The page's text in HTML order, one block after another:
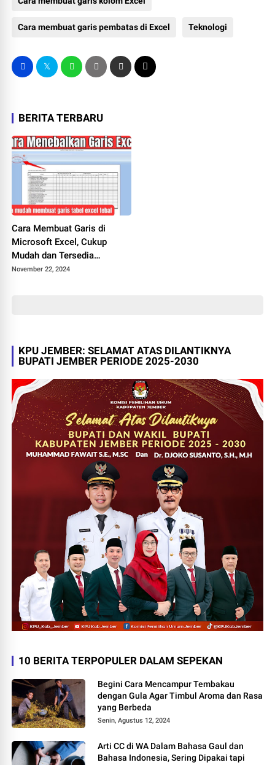
Cara membuat garis pembatas di Excel Teknologi
BERITA TERBARU
Cara Membuat Garis di
Microsoft Excel, Cukup
Mudah dan Tersedia
Berbagai Pilihan Bentuk
November 22, 2024
KPU JEMBER: SELAMAT ATAS DILANTIKNYA
BUPATI JEMBER PERIODE 2025-2030
10 BERITA TERPOPULER DALAM SEPEKAN
Begini Cara Mencampur Tembakau
dengan Gula Agar Timbul Aroma dan Rasa
yang Berbeda
Senin, Agustus 12, 2024
Arti CC di WA Dalam Bahasa Gaul dan
Bahasa Indonesia, Sering Dipakai tapi